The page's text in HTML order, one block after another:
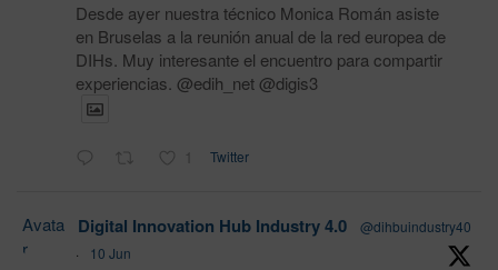
Desde ayer nuestra técnico Monica Román asiste
en Bruselas a la reunión anual de la red europea de
DIHs. Muy interesante el encuentro para compartir
experiencias. @edih_net @digis3
1 Twitter
Avata
r
Digital Innovation Hub Industry 4.0
@dihbuindustry40
·
10 Jun